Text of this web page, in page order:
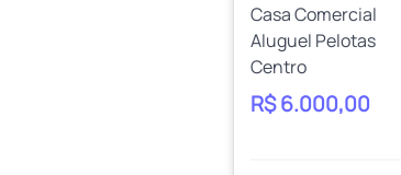
Casa Comercial
Aluguel Pelotas
Centro
R$ 6.000,00